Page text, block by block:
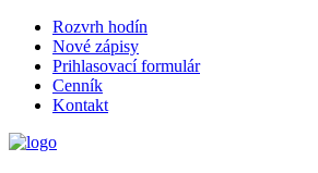
Rozvrh hodín
Nové zápisy
Prihlasovací formulár
Cenník
Kontakt